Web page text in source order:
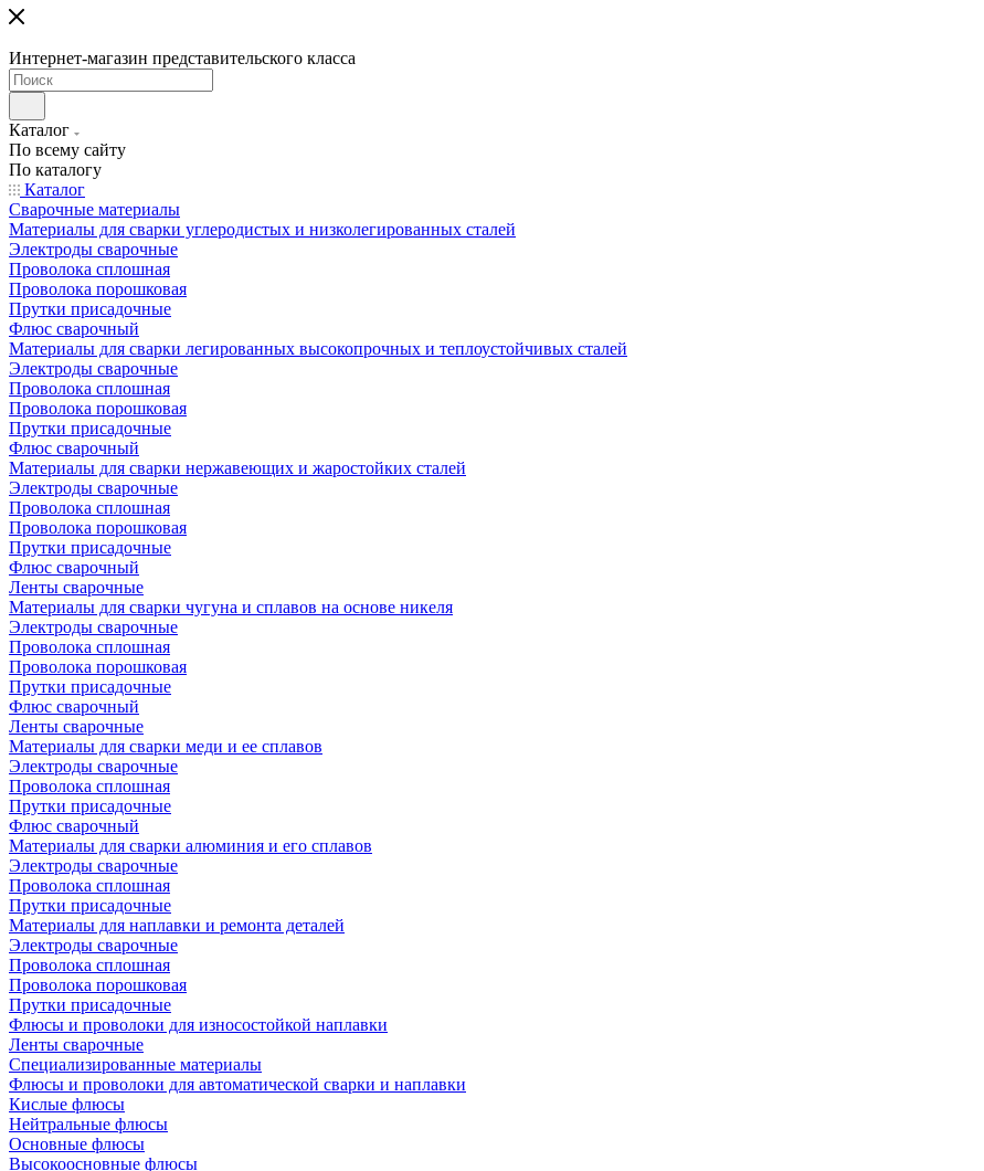
Интернет-магазин представительского класса
Каталог
По всему сайту
По каталогу
Каталог
Сварочные материалы
Материалы для сварки углеродистых и низколегированных сталей
Электроды сварочные
Проволока сплошная
Проволока порошковая
Прутки присадочные
Флюс сварочный
Материалы для сварки легированных высокопрочных и теплоустойчивых сталей
Электроды сварочные
Проволока сплошная
Проволока порошковая
Прутки присадочные
Флюс сварочный
Материалы для сварки нержавеющих и жаростойких сталей
Электроды сварочные
Проволока сплошная
Проволока порошковая
Прутки присадочные
Флюс сварочный
Ленты сварочные
Материалы для сварки чугуна и сплавов на основе никеля
Электроды сварочные
Проволока сплошная
Проволока порошковая
Прутки присадочные
Флюс сварочный
Ленты сварочные
Материалы для сварки меди и ее сплавов
Электроды сварочные
Проволока сплошная
Прутки присадочные
Флюс сварочный
Материалы для сварки алюминия и его сплавов
Электроды сварочные
Проволока сплошная
Прутки присадочные
Материалы для наплавки и ремонта деталей
Электроды сварочные
Проволока сплошная
Проволока порошковая
Прутки присадочные
Флюсы и проволоки для износостойкой наплавки
Ленты сварочные
Специализированные материалы
Флюсы и проволоки для автоматической сварки и наплавки
Кислые флюсы
Нейтральные флюсы
Основные флюсы
Высокоосновные флюсы